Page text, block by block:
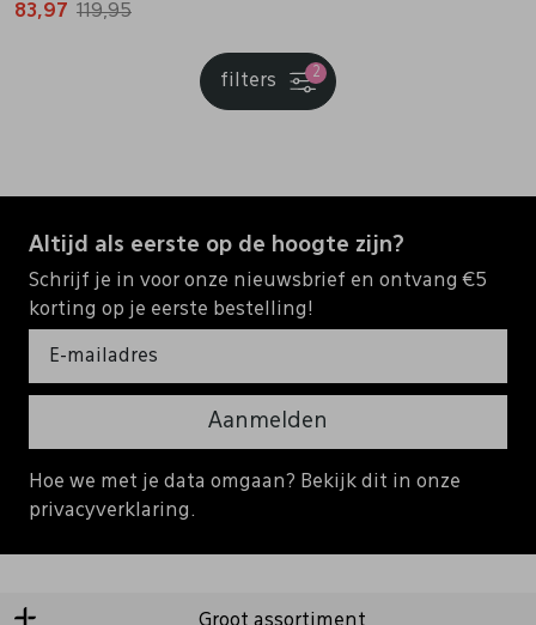
83,97 119,95
2
filters
Altijd als eerste op de hoogte zijn?
Schrijf je in voor onze nieuwsbrief en ontvang €5
korting op je eerste bestelling!
Aanmelden
Hoe we met je data omgaan? Bekijk dit in onze
privacyverklaring.